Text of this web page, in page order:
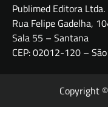
Publimed Editora Ltda.
Rua Felipe Gadelha,
Sala 55 – Santana
CEP: 02012-120 –
Copyright